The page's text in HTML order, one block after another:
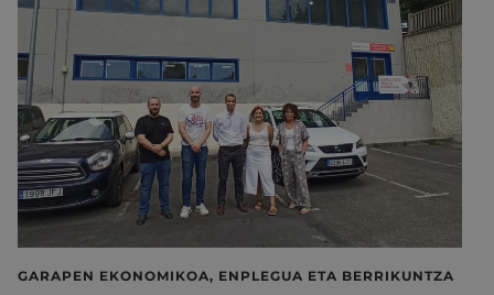
GARAPEN EKONOMIKOA, ENPLEGUA ETA BERRIKUNTZA